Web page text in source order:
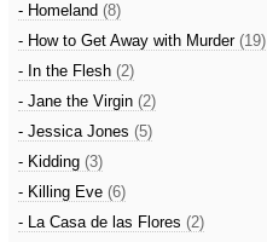
- Homeland (8)
- How to Get Away with Murder (19)
- In the Flesh (2)
- Jane the Virgin (2)
- Jessica Jones (5)
- Kidding (3)
- Killing Eve (6)
- La Casa de las Flores (2)